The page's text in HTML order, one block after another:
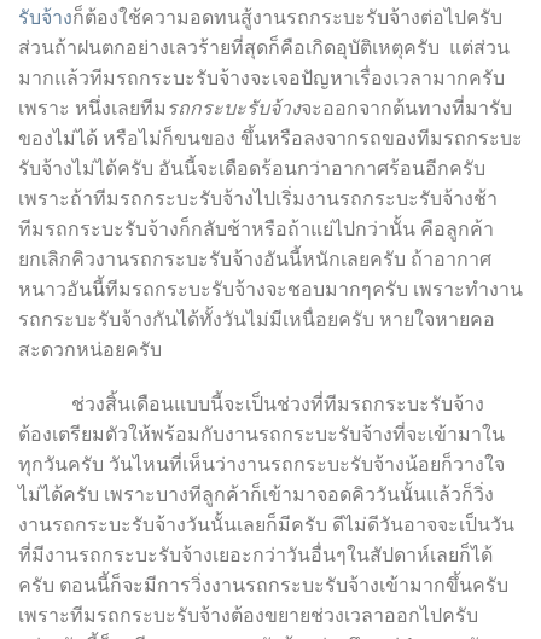
รับจ้างก็ต้องใช้ความอดทนสู้งานรถกระบะรับจ้างต่อไปครับ
ส่วนถ้าฝนตกอย่างเลวร้ายที่สุดก็คือเกิดอุบัติเหตุครับ แต่ส่วน
มากแล้วทีมรถกระบะรับจ้างจะเจอปัญหาเรื่องเวลามากครับ
เพราะ หนึ่งเลยทีม รถกระบะรับจ้างจะออกจากต้นทางที่มารับ
ของไม่ได้ หรือไม่ก็ขนของ ขึ้นหรือลงจากรถของทีมรถกระบะ
รับจ้างไม่ได้ครับ อันนี้จะเดือดร้อนกว่าอากาศร้อนอีกครับ
เพราะถ้าทีมรถกระบะรับจ้างไปเริ่มงานรถกระบะรับจ้างช้า
ทีมรถกระบะรับจ้างก็กลับช้าหรือถ้าแย่ไปกว่านั้น คือลูกค้า
ยกเลิกคิวงานรถกระบะรับจ้างอันนี้หนักเลยครับ ถ้าอากาศ
หนาวอันนี้ทีมรถกระบะรับจ้างจะชอบมากๆครับ เพราะทำงาน
รถกระบะรับจ้างกันได้ทั้งวันไม่มีเหนื่อยครับ หายใจหายคอ
สะดวกหน่อยครับ
ช่วงสิ้นเดือนแบบนี้จะเป็นช่วงที่ทีมรถกระบะรับจ้าง
ต้องเตรียมตัวให้พร้อมกับงานรถกระบะรับจ้างที่จะเข้ามาใน
ทุกวันครับ วันไหนที่เห็นว่างานรถกระบะรับจ้างน้อยก็วางใจ
ไม่ได้ครับ เพราะบางทีลูกค้าก็เข้ามาจอดคิววันนั้นแล้วก็วิ่ง
งานรถกระบะรับจ้างวันนั้นเลยก็มีครับ ดีไม่ดีวันอาจจะเป็นวัน
ที่มีงานรถกระบะรับจ้างเยอะกว่าวันอื่นๆในสัปดาห์เลยก็ได้
ครับ ตอนนี้ก็จะมีการวิ่งงานรถกระบะรับจ้างเข้ามากขึ้นครับ
เพราะทีมรถกระบะรับจ้างต้องขยายช่วงเวลาออกไปครับ